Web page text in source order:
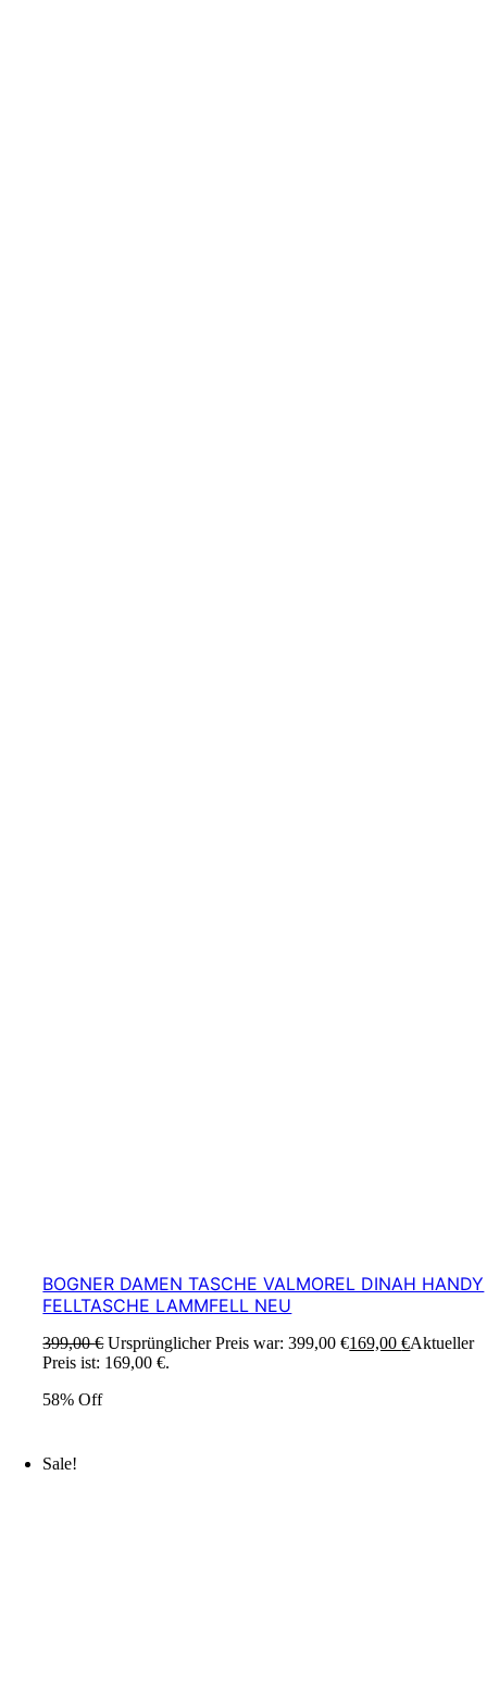
BOGNER DAMEN TASCHE VALMOREL DINAH HANDY
FELLTASCHE LAMMFELL NEU
399,00€ Ursprünglicher Preis war: 399,00 €169,00€Aktueller
Preis ist: 169,00 €.
58% Off
Sale!